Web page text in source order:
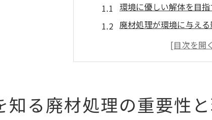
環境に優しい解体を目
廃材処理が環境に与え
解体から始まる資源の再
法律が定める廃材処理
廃材処理の国際的な取
解体作業の裏側廃材処理で
知る廃材処理の重要性